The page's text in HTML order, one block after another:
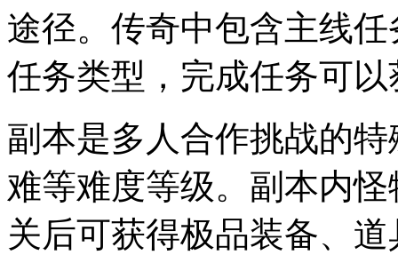
途径。传奇中包含主线
任务类型，完成任务可
副本是多人合作挑战的
难等难度等级。副本内
关后可获得极品装备、